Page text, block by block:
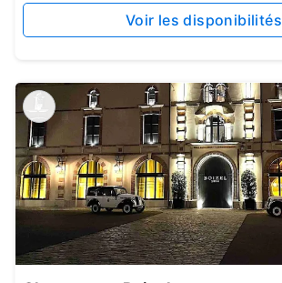
Voir les disponibilités